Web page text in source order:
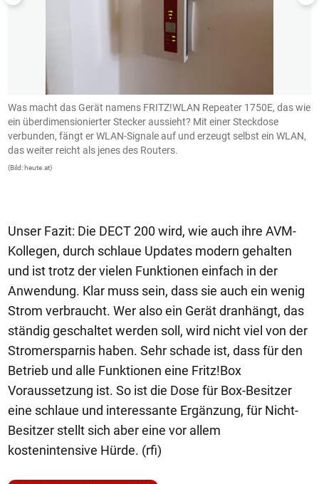
Was macht das Gerät namens FRITZ!WLAN Repeater 1750E, das wie
ein überdimensionierter Stecker aussieht? Mit einer Steckdose
verbunden, fängt er WLAN-Signale auf und erzeugt selbst ein WLAN,
das weiter reicht als jenes des Routers.
(Bild: heute.at)
Unser Fazit: Die DECT 200 wird, wie auch ihre AVM-
Kollegen, durch schlaue Updates modern gehalten
und ist trotz der vielen Funktionen einfach in der
Anwendung. Klar muss sein, dass sie auch ein wenig
Strom verbraucht. Wer also ein Gerät dranhängt, das
ständig geschaltet werden soll, wird nicht viel von der
Stromersparnis haben. Sehr schade ist, dass für den
Betrieb und alle Funktionen eine Fritz!Box
Voraussetzung ist. So ist die Dose für Box-Besitzer
eine schlaue und interessante Ergänzung, für Nicht-
Besitzer stellt sich aber eine vor allem
kostenintensive Hürde. (rfi)